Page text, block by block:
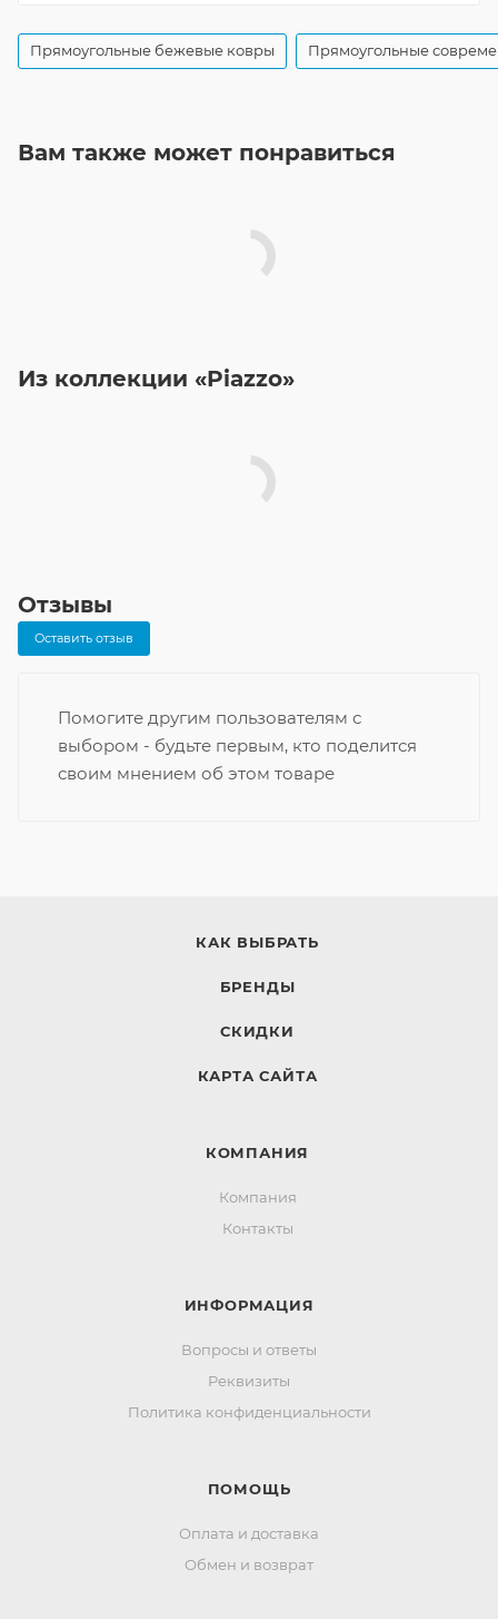
Прямоугольные бежевые ковры Прямоугольные
Вам также может понравиться
Из коллекции «Piazzo»
Отзывы
Оставить отзыв
Помогите другим пользователям с
выбором - будьте первым, кто поделится
своим мнением об этом товаре
КАК ВЫБРАТЬ
БРЕНДЫ
СКИДКИ
КАРТА САЙТА
КОМПАНИЯ
Компания
Контакты
ИНФОРМАЦИЯ
Вопросы и ответы
Реквизиты
Политика конфиденциальности
ПОМОЩЬ
Оплата и доставка
Обмен и возврат